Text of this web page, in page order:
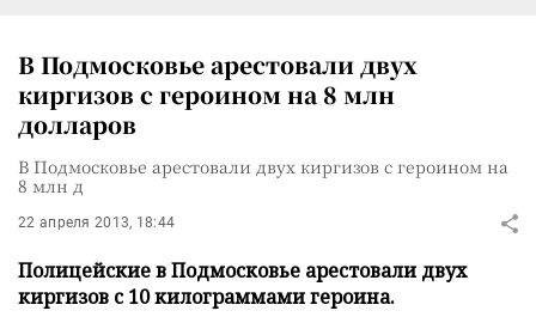
В Подмосковье арестовали двух
киргизов с героином на 8 млн
долларов
В Подмосковье арестовали двух киргизов с героином на
8 млн д
22 апреля 2013, 18:44
Полицейские в Подмосковье арестовали двух
киргизов с 10 килограммами героина.